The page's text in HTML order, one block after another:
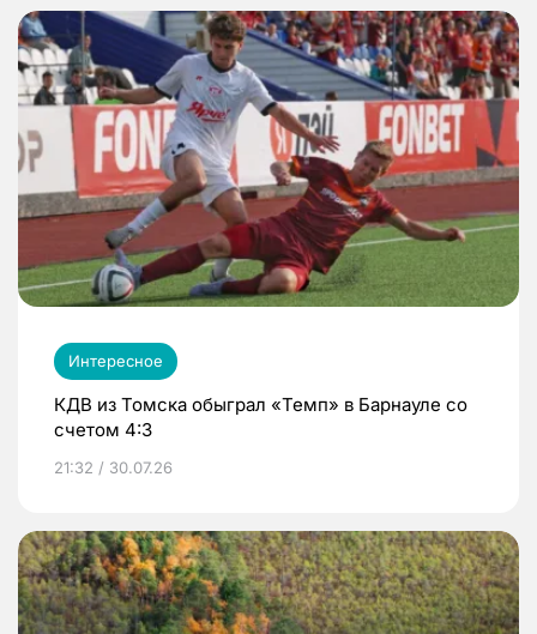
Интересное
КДВ из Томска обыграл «Темп» в Барнауле со
счетом 4:3
21:32 / 30.07.26